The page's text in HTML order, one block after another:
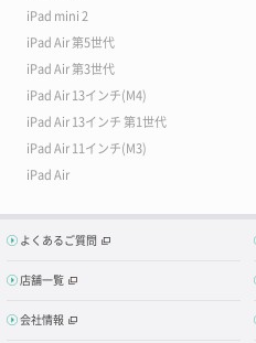
iPad mini 2
iPad Air 第5世代
iPad Air 第3世代
iPad Air 13インチ(M4)
iPad Air 13インチ 第1世代
iPad Air 11インチ(M3)
iPad Air
よくあるご質問
店舗一覧
会社情報